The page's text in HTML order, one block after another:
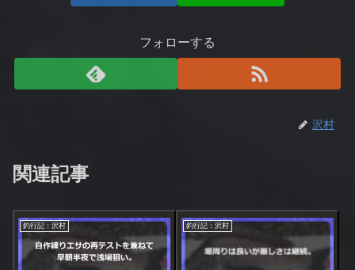
フォローする
沢村
関連記事
釣行記：沢村 釣行記：沢村